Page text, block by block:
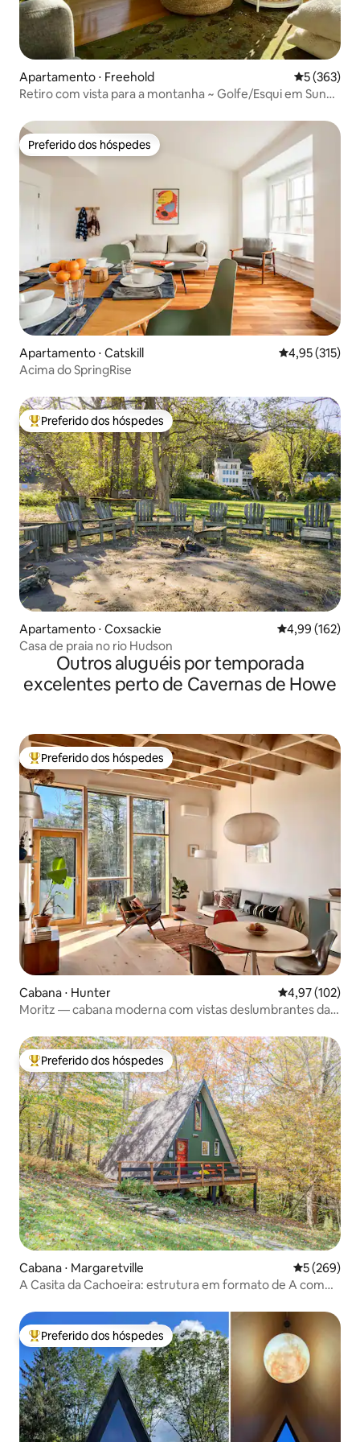
Apartamento ⋅ Freehold 5 de uma
5 (363)
Retiro com vista para a montanha ~ Golfe/Esqui em Sunny
Preferido dos hóspedes
Preferido dos hóspedes
Apartamento ⋅ Catskill 4,95 de uma
4,95 (315)
Acima do SpringRise
Entre os melhores preferidos dos hóspedes
Preferido dos hóspedes
Apartamento ⋅ Coxsackie 4,99 de uma
4,99 (162)
Casa de praia no rio Hudson
Outros aluguéis por temporada
excelentes perto de Cavernas de Howe
Entre os melhores preferidos dos hóspedes
Preferido dos hóspedes
Cabana ⋅ Hunter 4,97 de uma
4,97 (102)
Moritz — cabana moderna com vistas deslumbrantes da
Entre os melhores preferidos dos hóspedes
Preferido dos hóspedes
Cabana ⋅ Margaretville 5 de uma
5 (269)
A Casita da Cachoeira: estrutura em formato de A com
Entre os melhores preferidos dos hóspedes
Preferido dos hóspedes